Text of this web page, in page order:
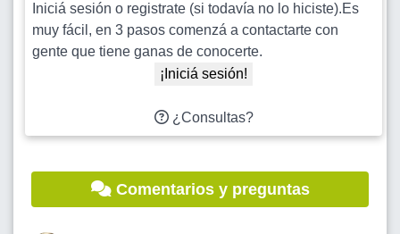
Iniciá sesión o registrate (si todavía no lo hiciste).Es
muy fácil, en 3 pasos comenzá a contactarte con
gente que tiene ganas de conocerte.
¡Iniciá sesión!
¿Consultas?
Comentarios y preguntas